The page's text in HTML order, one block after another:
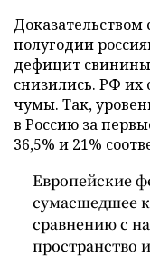
Доказательством
полугодии
дефицит
снизились. РФ их
чумы. Так,
в Россию за
36,5% и 21%
Европейские
сумасшедшее
сравнению с
пространство